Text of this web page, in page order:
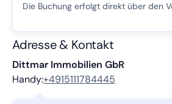
Die Buchung erfolgt direkt über den
Adresse & Kontakt
Dittmar Immobilien GbR
Handy:+4915111784445